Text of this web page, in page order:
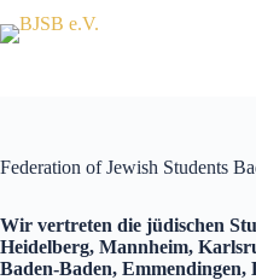
to
Federation of Jewish Students
Wir vertreten die jüdischen
Heidelberg, Mannheim,
Baden-Baden,